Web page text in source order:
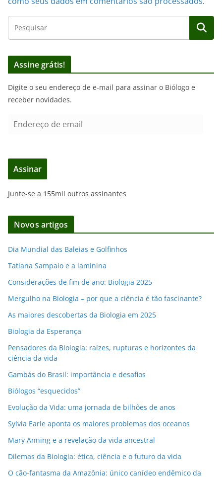
Assine grátis!
Digite o seu endereço de e-mail para assinar o Biólogo e
receber novidades.
e
e
ç
d
a
i
Assinar
Junte-se a 155mil outros assinantes
Novos artigos
Dia Mundial das Baleias e Golfinhos
Tatiana Sampaio e a laminina
Considerações de fim de ano: Biologia 2025
Mergulho na Biologia – por que a ciência é tão fascinante?
As maiores descobertas da Biologia em 2025
Biologia da Esperança
Pensadores da Biologia: raízes, rupturas e horizontes da
ciência da vida
Gambás do Brasil: importância e desafios
Biólogos “esquecidos”
Evolução da Vida: uma jornada de bilhões de anos
Sylvia Earle aponta os maiores problemas dos oceanos
Mary Anning e a revelação da vida ancestral
Dilemas da Biologia: ética, ciência e o futuro da vida
O cão-fantasma da Amazônia: único canídeo endêmico da